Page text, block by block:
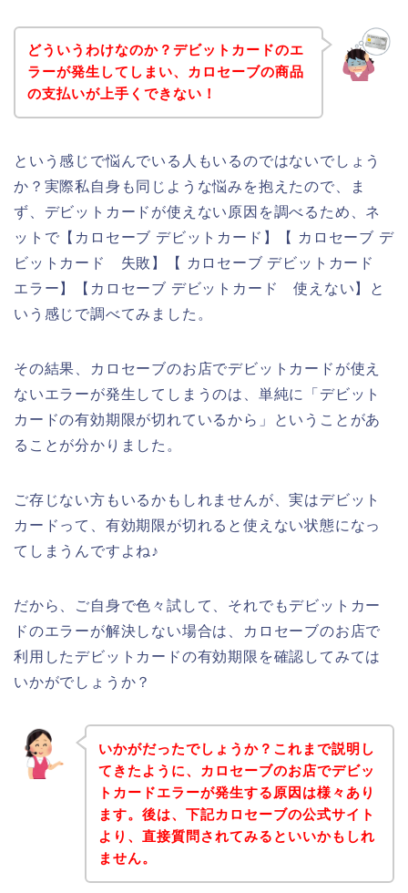
どういうわけなのか？デビットカードのエ
ラーが発生してしまい、カロセーブの商品
の支払いが上手くできない！
という感じで悩んでいる人もいるのではないでしょう
か？実際私自身も同じような悩みを抱えたので、ま
ず、デビットカードが使えない原因を調べるため、ネ
ットで【カロセーブ デビットカード】【 カロセーブ デ
ビットカード 失敗】【 カロセーブ デビットカード
エラー】【カロセーブ デビットカード 使えない】と
いう感じで調べてみました。
その結果、カロセーブのお店でデビットカードが使え
ないエラーが発生してしまうのは、単純に「デビット
カードの有効期限が切れているから」ということがあ
ることが分かりました。
ご存じない方もいるかもしれませんが、実はデビット
カードって、有効期限が切れると使えない状態になっ
てしまうんですよね♪
だから、ご自身で色々試して、それでもデビットカー
ドのエラーが解決しない場合は、カロセーブのお店で
利用したデビットカードの有効期限を確認してみては
いかがでしょうか？
いかがだったでしょうか？これまで説明し
てきたように、カロセーブのお店でデビッ
トカードエラーが発生する原因は様々あり
ます。後は、下記カロセーブの公式サイト
より、直接質問されてみるといいかもしれ
ません。